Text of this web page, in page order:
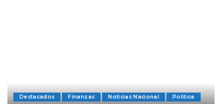
Destacados Finanzas Noticias Nacional Politica